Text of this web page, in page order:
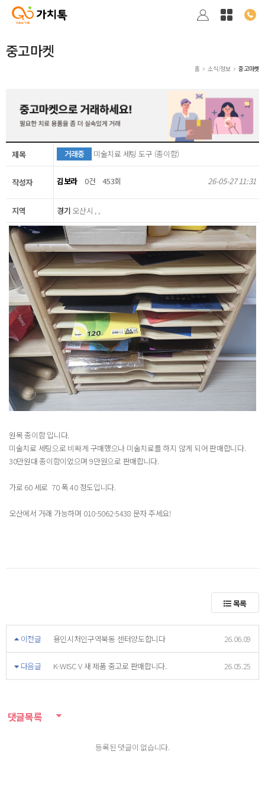
중고마켓
홈 소식/정보 중고마켓
제목 거래중 미술치료 세팅 도구 (종이함)
작성자 김보라 0건 453회 26-05-27 11:31
지역 경기 오산시 , ,
원목 종이함 입니다.
미술치료 세팅으로 비싸게 구매했으나 미술치료를 하지 않게 되어 판매합니다.
30만원대 종이함이었으며 9만원으로 판매합니다.
가로 60 세로 70 폭 40 정도입니다.
오산에서 거래 가능하며 010-5062-5438 문자 주세요!
목록
이전글 용인시처인구역북동 센터양도합니다 26.06.09
다음글 K-WISC V 새 제품 중고로 판매합니다. 26.05.25
댓글목록
등록된 댓글이 없습니다.